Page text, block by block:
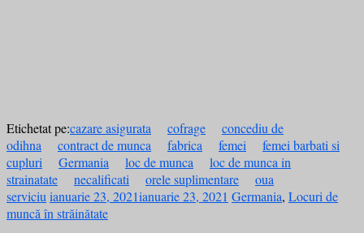
Etichetat pe:cazare asigurata cofrage
concediu de
odihna
contract de munca fabrica femei
femei barbati si
cupluri
Germania loc de munca
loc de munca in
strainatate
necalificati orele suplimentare
oua
serviciuianuarie 23, 2021ianuarie 23, 2021 Germania, Locuri de
muncă în străinătate